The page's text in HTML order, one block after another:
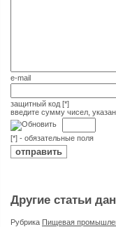
e-mail
защитный код [*]
введите сумму чисел,
[*] - обязательные поля
Другие статьи
Рубрика Пищевая